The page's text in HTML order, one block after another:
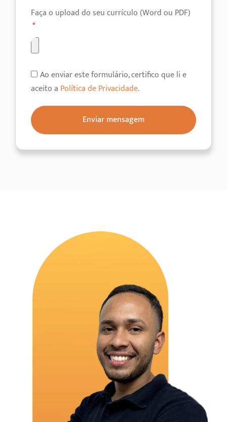
Faça o upload do seu currículo (Word ou PDF)
Ao enviar este formulário, certifico que li e
aceito a Política de Privacidade.
Enviar mensagem